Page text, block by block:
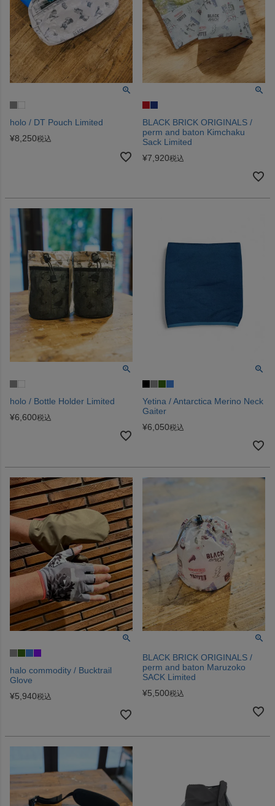
holo / DT Pouch Limited
¥8,250税込
BLACK BRICK ORIGINALS /
perm and baton Kimchaku
Sack Limited
¥7,920税込
holo / Bottle Holder Limited
¥6,600税込
Yetina / Antarctica Merino Neck
Gaiter
¥6,050税込
halo commodity / Bucktrail
Glove
¥5,940税込
BLACK BRICK ORIGINALS /
perm and baton Maruzoko
SACK Limited
¥5,500税込